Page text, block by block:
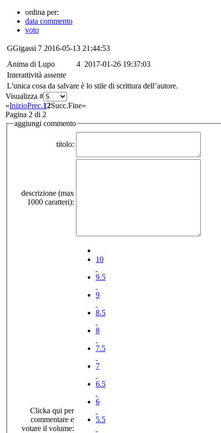
ordina per:
data commento
voto
GGigassi 7 2016-05-13 21:44:53
Anima di Lupo
4 2017-01-26 19:37:03
Interattività assente
L'unica cosa da salvare è lo stile di scrittura dell’autore.
Visualizza #
«InizioPrec.12Succ.Fine»
Pagina 2 di 2
aggiungi commento
titolo:
descrizione (max
1000 caratteri):
Clicka qui per
commentare e
votare il volume:
10
9.5
9
8.5
8
7.5
7
6.5
6
5.5